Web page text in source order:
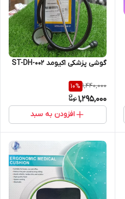
گوشی پزشکی اکیومد ST-DH-002
1,440,000
10%
1,295,000
افزودن به سبد